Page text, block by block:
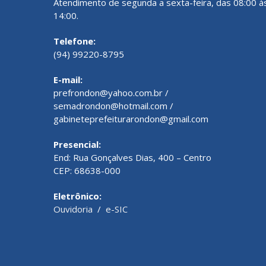
14:00.
Telefone:
(94) 99220-8795
E-mail:
prefrondon@yahoo.com.br /
semadrondon@hotmail.com /
gabineteprefeiturarondon@gmail.com
Presencial:
End: Rua Gonçalves Dias, 400 – Centro
CEP: 68638-000
Eletrônico:
Ouvidoria / e-SIC